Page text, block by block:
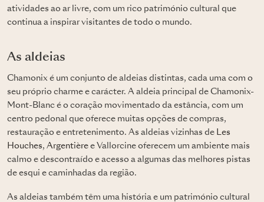
atividades ao ar livre, com um rico património cultural que
continua a inspirar visitantes de todo o mundo.
As aldeias
Chamonix é um conjunto de aldeias distintas, cada uma com o
seu próprio charme e carácter. A aldeia principal de Chamonix-
Mont-Blanc é o coração movimentado da estância, com um
centro pedonal que oferece muitas opções de compras,
restauração e entretenimento. As aldeias vizinhas de
Les
Houches, Argentière e Vallorcine oferecem um ambiente mais
calmo e descontraído e acesso a algumas das melhores pistas
de esqui e caminhadas da região.
As aldeias também têm uma história e um património cultural